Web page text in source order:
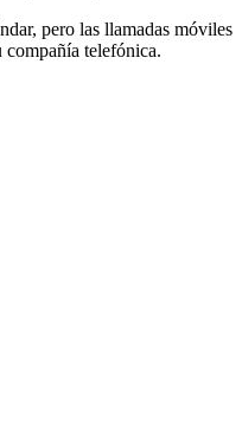
pero las llamadas móviles
compañía telefónica.